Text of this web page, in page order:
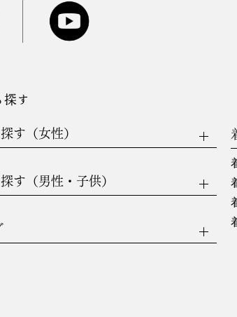
探す
す（女性）
す（男性・子供）